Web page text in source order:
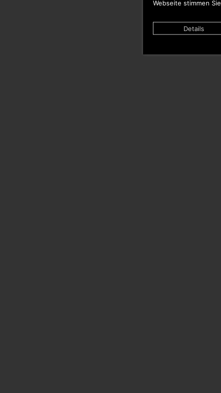
Webseite stimmen
Details